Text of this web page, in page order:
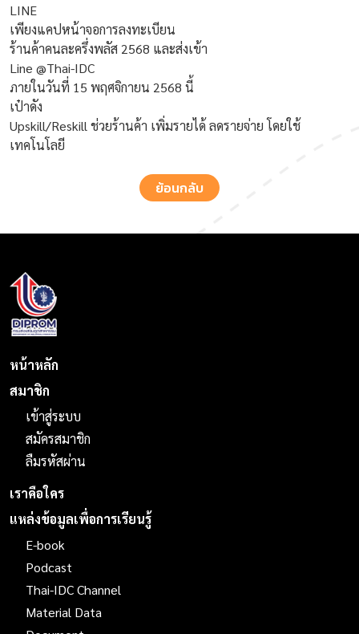
LINE
เพียงแคปหน้าจอการลงทะเบียน
ร้านค้าคนละครึ่งพลัส 2568 และส่งเข้า
Line @Thai-IDC
ภายในวันที่ 15 พฤศจิกายน 2568 นี้
เป๋าดัง
Upskill/Reskill ช่วยร้านค้า เพิ่มรายได้ ลดรายจ่าย โดยใช้
เทคโนโลยี
ย้อนกลับ
หน้าหลัก
สมาชิก
เข้าสู่ระบบ
สมัครสมาชิก
ลืมรหัสผ่าน
เราคือใคร
แหล่งข้อมูลเพื่อการเรียนรู้
E-book
Podcast
Thai-IDC Channel
Material Data